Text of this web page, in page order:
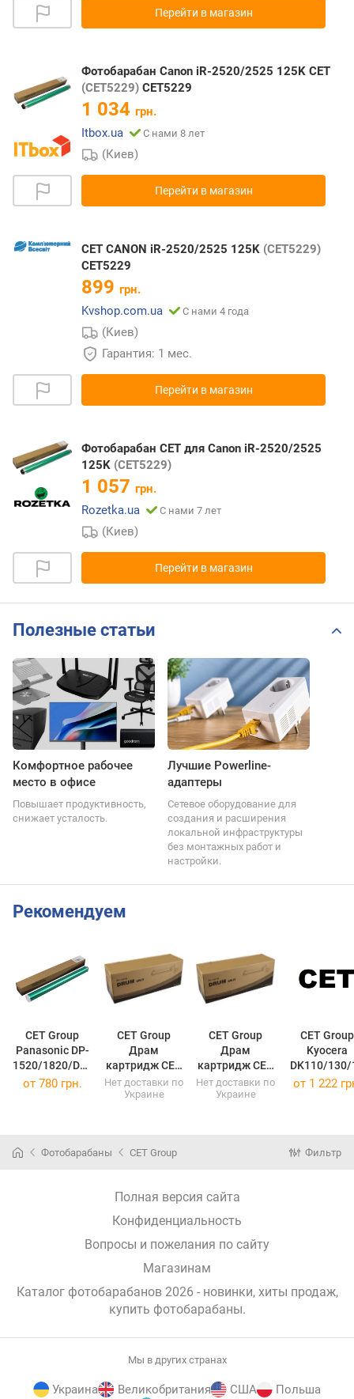
Перейти в магазин
Фотобарабан Canon iR-2520/2525 125K CET
(CET5229) CET5229
1 034 грн.
Itbox.ua
С нами 8 лет
(Киев)
Перейти в магазин
CET CANON iR-2520/2525 125K (CET5229)
CET5229
899 грн.
Kvshop.com.ua
С нами 4 года
(Киев)
Гарантия: 1 мес.
Перейти в магазин
Фотобарабан CET для Canon iR-2520/2525
125K (CET5229)
1 057 грн.
Rozetka.ua
С нами 7 лет
(Киев)
Перейти в магазин
Полезные статьи
Комфортное рабочее
место в офисе
Повышает продуктивность,
снижает усталость.
Лучшие Powerline-
адаптеры
Сетевое оборудование для
создания и расширения
локальной инфраструктуры
без монтажных работ и
настройки.
Рекомендуем
CET Group
Panasonic DP-
1520/1820/DQ-
H60J 50K CET
CET Group
Драм
картридж CET
Canon iR-2520
C-
CET Group
Драм
картридж CET
Canon iR-1435
NPG-68/C-
CET Group
Kyocera
DK110/130/
0 150K
от 780 грн.
Нет доставки по
Украине
Нет доставки по
Украине
от 1 222
Фотобарабаны CET Group Фильтр
Полная версия сайта
Конфиденциальность
Вопросы и пожелания по сайту
Магазинам
Каталог фотобарабанов 2026 - новинки, хиты продаж,
купить фотобарабаны.
Мы в других странах
Украина Великобритания США
Польша